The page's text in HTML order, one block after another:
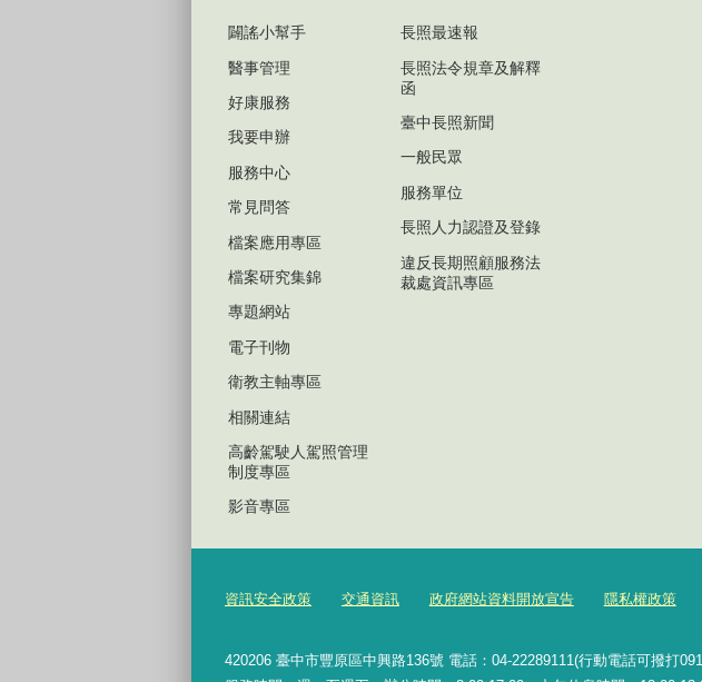
闢謠小幫手
醫事管理
好康服務
我要申辦
服務中心
常見問答
檔案應用專區
檔案研究集錦
專題網站
電子刊物
衛教主軸專區
相關連結
高齡駕駛人駕照管理
制度專區
影音專區
長照最速報
長照法令規章及解釋
函
臺中長照新聞
一般民眾
服務單位
長照人力認證及登錄
違反長期照顧服務法
裁處資訊專區
資訊安全政策 交通資訊 政府網站資料開放宣告 隱私權政策
420206 臺中市豐原區中興路136號 電話：04-22289111(行動電話可撥打